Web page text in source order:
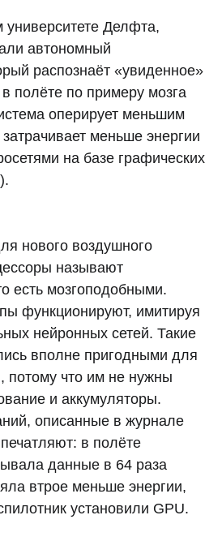
университете Делфта,
автономный
распознаёт «увиденное»
полёте по примеру мозга
оперирует меньшим
меньше энергии
на базе графических
нового воздушного
называют
есть мозгоподобными.
функционируют, имитируя
нейронных сетей. Такие
вполне пригодными для
потому что им не нужны
и аккумуляторы.
описанные в журнале
в полёте
данные в 64 раза
втрое меньше энергии,
установили GPU.